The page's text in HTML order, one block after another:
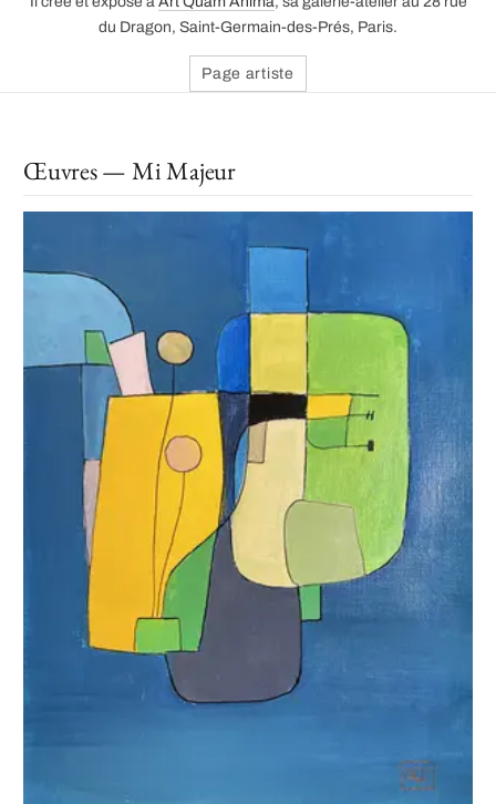
du Dragon, Saint-Germain-des-Prés, Paris.
Page artiste
Œuvres — Mi Majeur